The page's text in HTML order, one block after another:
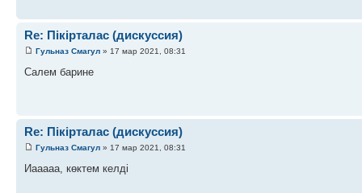
Re: Пікірталас (дискуссия)
Гульназ Смагул » 17 мар 2021, 08:31
Салем барине
Re: Пікірталас (дискуссия)
Гульназ Смагул » 17 мар 2021, 08:31
Иааааа, көктем келді